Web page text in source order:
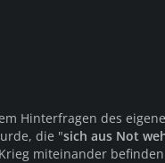
Hinterfragen des
die "sich aus Not
miteinander